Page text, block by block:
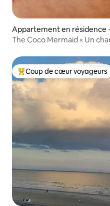
Appartement en résidence
The Coco Mermaid « Un
Coups de cœur voyageurs
Coup de cœur voyageurs